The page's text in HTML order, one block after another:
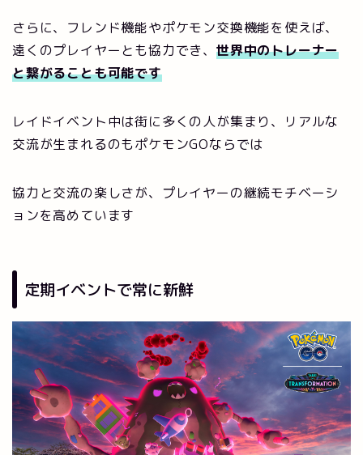
さらに、フレンド機能やポケモン交換機能を使えば、
遠くのプレイヤーとも協力でき、 世界中のトレーナー
と繋がることも可能です
レイドイベント中は街に多くの人が集まり、リアルな
交流が生まれるのもポケモンGOならでは
協力と交流の楽しさが、プレイヤーの継続モチベーシ
ョンを高めています
定期イベントで常に新鮮